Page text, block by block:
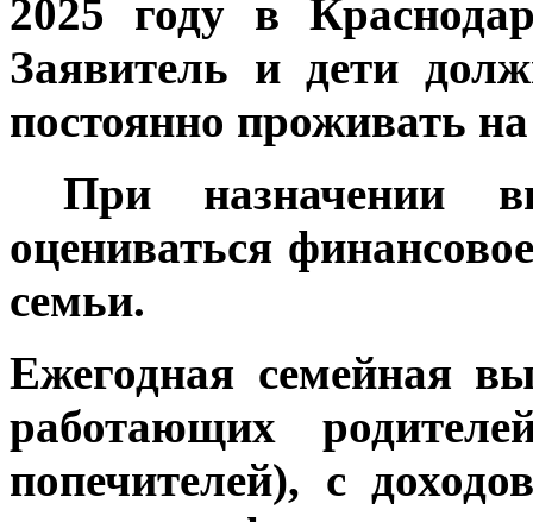
2025 году в
Заявитель и дети
постоянно проживать
При назначении
оцениваться
семьи.
Ежегодная семейная
работающих
попечителей), с